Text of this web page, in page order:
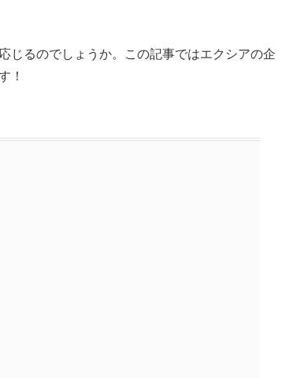
じるのでしょうか。この記事ではエクシアの企
！